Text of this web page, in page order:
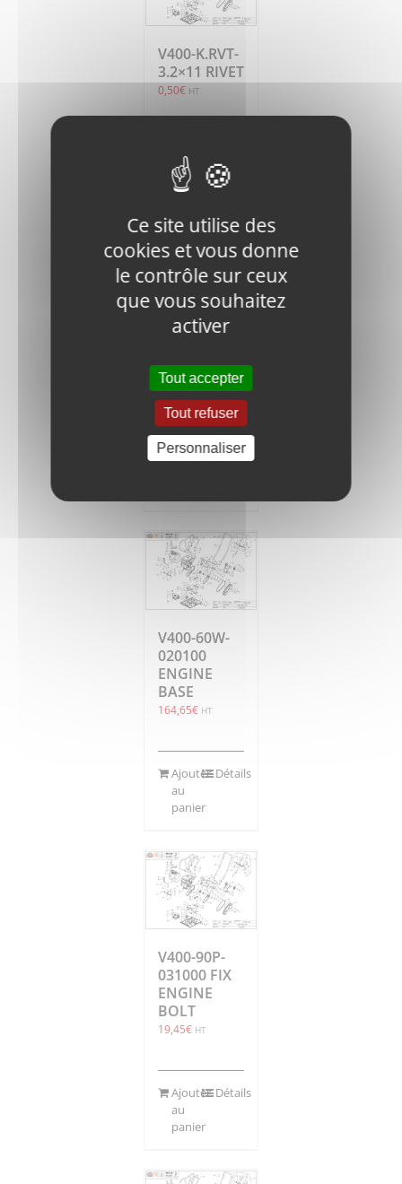
V400-K.RVT-
3.2×11 RIVET
0,50€ HT
Ajouter
au
panier
V400-FN.B-
DIN-1 BOLT
0,45€ HT
Ajouter Détails
V400-60W-
020100
ENGINE
BASE
164,65€ HT
Ajouter
au
panier
Détails
V400-90P-
031000 FIX
ENGINE
BOLT
19,45€ HT
Ajouter
au
panier
Détails
Ce site utilise des
cookies et vous donne
le contrôle sur ceux
que vous souhaitez
activer
Tout accepter
Tout refuser
Personnaliser